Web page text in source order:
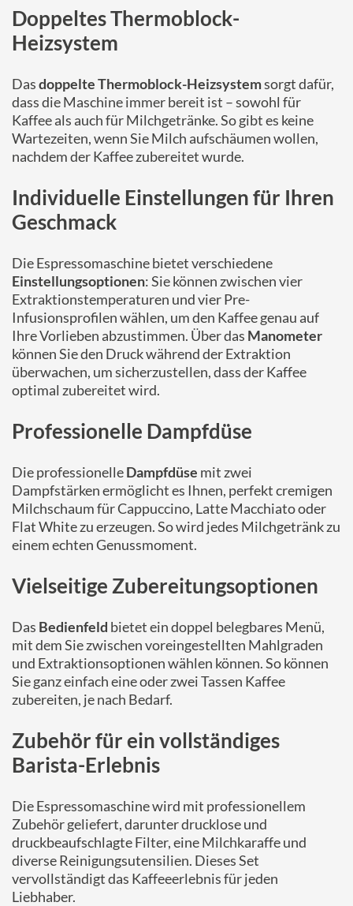
Doppeltes Thermoblock-
Heizsystem
Dasdoppelte Thermoblock-Heizsystemsorgt dafür,
dass die Maschine immer bereit ist – sowohl für
Kaffee als auch für Milchgetränke. So gibt es keine
Wartezeiten, wenn Sie Milch aufschäumen wollen,
nachdem der Kaffee zubereitet wurde.
Individuelle Einstellungen für Ihren
Geschmack
Die Espressomaschine bietet verschiedene
Einstellungsoptionen: Sie können zwischen vier
Extraktionstemperaturen und vier Pre-
Infusionsprofilen wählen, um den Kaffee genau auf
Ihre Vorlieben abzustimmen. Über das Manometer
können Sie den Druck während der Extraktion
überwachen, um sicherzustellen, dass der Kaffee
optimal zubereitet wird.
Professionelle Dampfdüse
Die professionelleDampfdüse mit zwei
Dampfstärken ermöglicht es Ihnen, perfekt cremigen
Milchschaum für Cappuccino, Latte Macchiato oder
Flat White zu erzeugen. So wird jedes Milchgetränk zu
einem echten Genussmoment.
Vielseitige Zubereitungsoptionen
Das Bedienfeld bietet ein doppel belegbares Menü,
mit dem Sie zwischen voreingestellten Mahlgraden
und Extraktionsoptionen wählen können. So können
Sie ganz einfach eine oder zwei Tassen Kaffee
zubereiten, je nach Bedarf.
Zubehör für ein vollständiges
Barista-Erlebnis
Die Espressomaschine wird mit professionellem
Zubehör geliefert, darunter drucklose und
druckbeaufschlagte Filter, eine Milchkaraffe und
diverse Reinigungsutensilien. Dieses Set
vervollständigt das Kaffeeerlebnis für jeden
Liebhaber.